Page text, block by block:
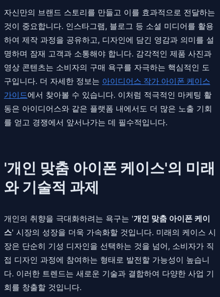
자신만의 브랜드 스토리를 만들고 이를 효과적으로 전달하는
것이 중요합니다. 인스타그램, 블로그 등 소셜 미디어를 활용
하여 제작 과정을 공유하고, 디자인에 담긴 영감과 의미를 설
명하며 잠재 고객과 소통해야 합니다. 감각적인 제품 사진과
영상 콘텐츠는 소비자의 구매 욕구를 자극하는 핵심적인 도
구입니다. 더 자세한 정보는 아이디어스 작가 아이폰 케이스
가이드에서 찾아볼 수 있습니다. 이처럼 적극적인 마케팅 활
동은 아이디어스와 같은 플랫폼 내에서도 더 많은 노출 기회
를 얻고 경쟁에서 앞서나가는 데 필수적입니다.
'개인 맞춤 아이폰 케이스'의 미래
와 기술적 과제
개인의 취향을 극대화하려는 욕구는 '개인 맞춤 아이폰 케이
스' 시장의 성장을 더욱 가속화할 것입니다. 미래의 케이스 시
장은 단순히 기성 디자인을 선택하는 것을 넘어, 소비자가 직
접 디자인 과정에 참여하는 형태로 발전할 가능성이 높습니
다. 이러한 트렌드는 새로운 기술과 결합하여 다양한 사업 기
회를 창출할 것입니다.